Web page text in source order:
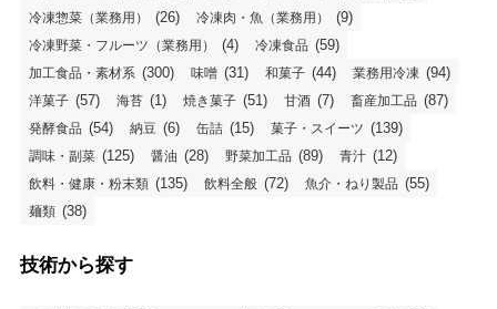
冷凍惣菜（業務用） (26) 冷凍肉・魚（業務用） (9)
冷凍野菜・フルーツ（業務用） (4) 冷凍食品 (59)
加工食品・素材系 (300) 味噌 (31) 和菓子 (44) 業務用冷凍 (94)
洋菓子 (57) 海苔 (1) 焼き菓子 (51) 甘酒 (7) 畜産加工品 (87)
発酵食品 (54) 納豆 (6) 缶詰 (15) 菓子・スイーツ (139)
調味・副菜 (125) 醤油 (28) 野菜加工品 (89) 青汁 (12)
飲料・健康・粉末類 (135) 飲料全般 (72) 魚介・ねり製品 (55)
麺類 (38)
技術から探す